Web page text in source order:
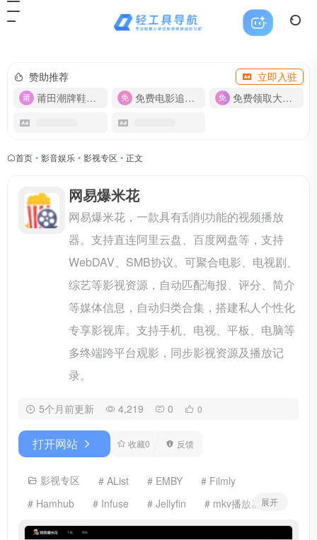
赞助推荐
立即入驻
莆田潮牌鞋服-货源
免费电影追剧APP 免费领取大流量卡【500G】
首页 • 影音娱乐 • 影视专区 • 正文
网易爆米花
网易爆米花，一款具有刮削功能的视频播放
器。支持直连阿里云盘、百度网盘等，支持
WebDAV、SMB协议。可聚合电影、电视剧、
综艺等影视资源，自动匹配海报、评分、简介
等媒体信息，自动归类合集，搭建私人个性化
专享影视库。支持手机、电视、平板、电脑等
多终端跨平台观影，同步影视资源及播放记
录。
5个月前更新 4,219 0 0
打开网站 收藏0 反馈
影视专区 # AList # EMBY
# Filmly
# Hamhub
# Infuse # Jellyfin
# mkv播放器
# NAS
# plex # SMB # TV播放器
# VidHub
展开